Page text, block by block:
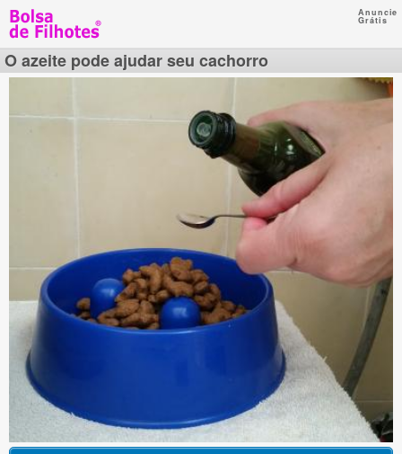
Anuncie
Grátis
O azeite pode ajudar seu cachorro